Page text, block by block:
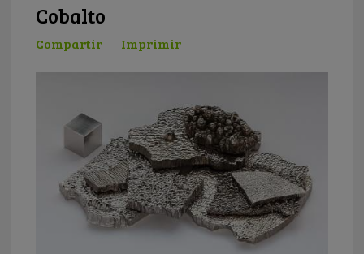
Cobalto
Compartir Imprimir